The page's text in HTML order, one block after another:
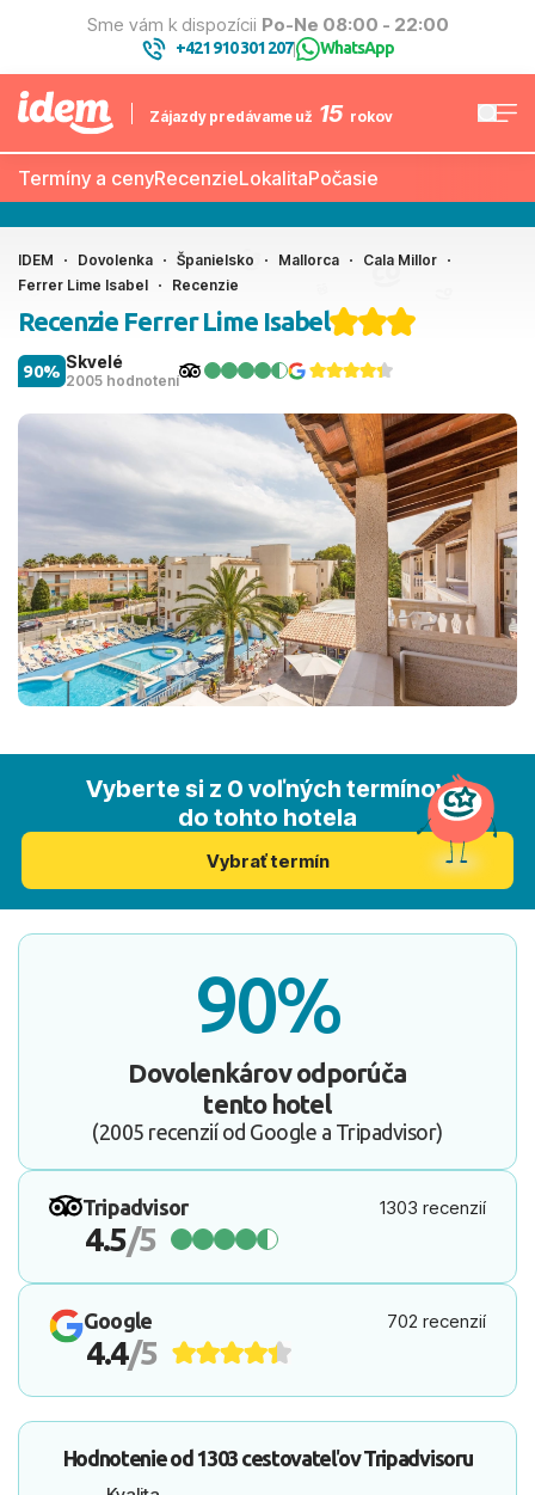
Sme vám k dispozícii Po-Ne 08:00 - 22:00
+421 910 301 207| WhatsApp
Zájazdy predávame už 15 rokov
Termíny a cenyRecenzieLokalitaPočasie
IDEM Dovolenka Španielsko Mallorca
Cala Millor
Ferrer Lime Isabel
Recenzie
Recenzie Ferrer Lime Isabel
Skvelé
2005 hodnotení
90%
Vyberte si z 0 voľných termínov
do tohto hotela
Vybrať termín
90%
Dovolenkárov odporúča
tento hotel
(2005 recenzií od Google a Tripadvisor)
Tripadvisor 1303 recenzií
4.5/5
Google 702 recenzií
4.4/5
Hodnotenie od 1303 cestovateľovTripadvisoru